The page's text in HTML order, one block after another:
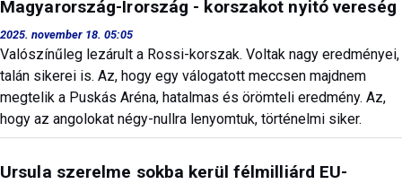
Magyarország-Írország - korszakot nyitó vereség
2025. november 18. 05:05
Valószínűleg lezárult a Rossi-korszak. Voltak nagy eredményei,
talán sikerei is. Az, hogy egy válogatott meccsen majdnem
megtelik a Puskás Aréna, hatalmas és örömteli eredmény. Az,
hogy az angolokat négy-nullra lenyomtuk, történelmi siker.
Ursula szerelme sokba kerül félmilliárd EU-